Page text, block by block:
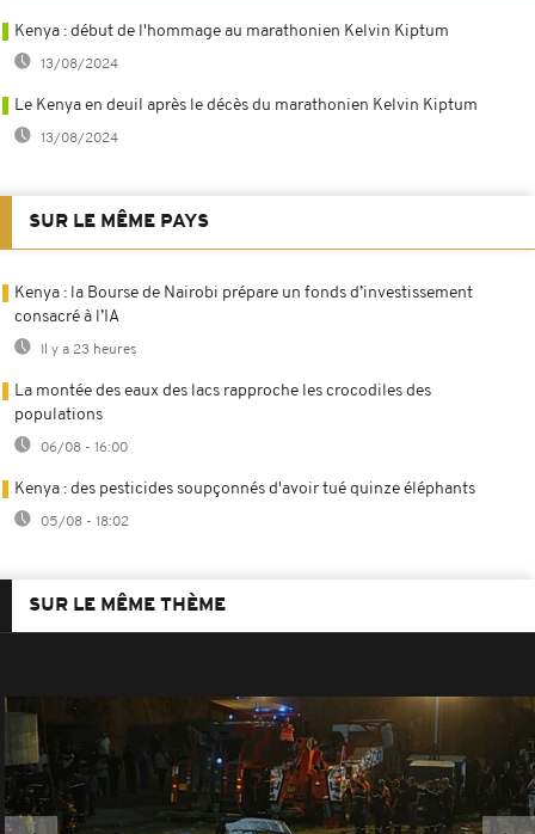
Kenya : début de l'hommage au marathonien Kelvin Kiptum
13/08/2024
Le Kenya en deuil après le décès du marathonien Kelvin Kiptum
13/08/2024
SUR LE MÊME PAYS
Kenya : la Bourse de Nairobi prépare un fonds d’investissement
consacré à l’IA
Il y a 23 heures
La montée des eaux des lacs rapproche les crocodiles des
populations
06/08 - 16:00
Kenya : des pesticides soupçonnés d'avoir tué quinze éléphants
05/08 - 18:02
SUR LE MÊME THÈME